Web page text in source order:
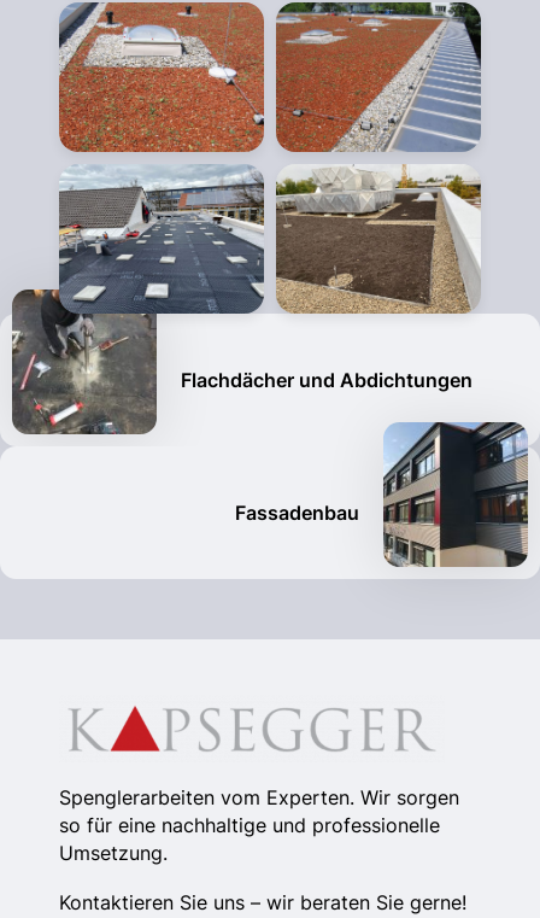
Flachdächer und Abdichtungen
Fassadenbau
Spenglerarbeiten vom Experten. Wir sorgen
so für eine nachhaltige und professionelle
Umsetzung.
Kontaktieren Sie uns – wir beraten Sie gerne!